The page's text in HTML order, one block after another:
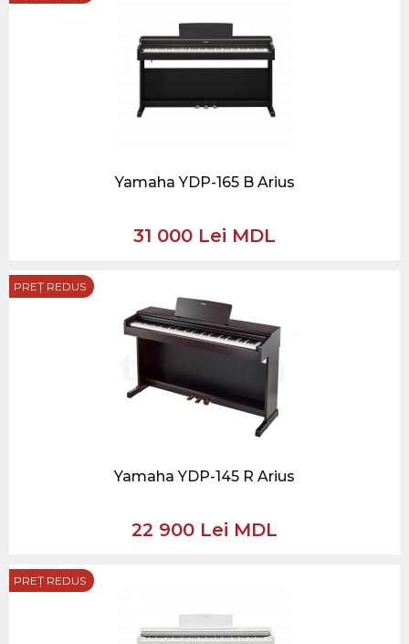
Yamaha YDP-165 B Arius
31 000 Lei MDL
Yamaha YDP-145 R Arius
22 900 Lei MDL
PREȚ REDUS
PREȚ REDUS